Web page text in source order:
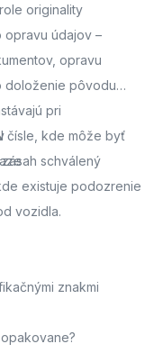
originality
údajov –
opravu
doloženie pôvodu
pri
čísle, kde môže byť
schválený
existuje podozrenie
vozidla.
znakmi